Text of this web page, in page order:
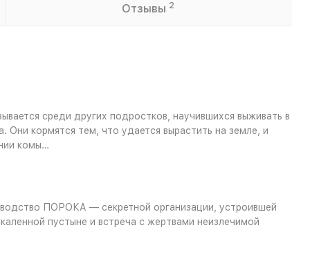
Отзывы 2
среди других подростков, научившихся выживать в
кормятся тем, что удается вырастить на земле, и
комы…
ПОРОКА — секретной организации, устроившей
пустыне и встреча с жертвами неизлечимой